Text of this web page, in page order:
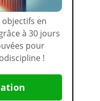
en
à 30 jours
pour
!